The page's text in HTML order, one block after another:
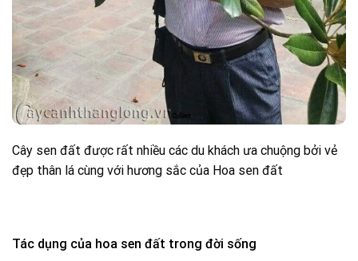
Cây sen đất được rất nhiều các du khách ưa chuộng bởi vẻ
đẹp thân lá cùng với hương sắc của Hoa sen đất
Tác dụng của hoa sen đất trong đời sống